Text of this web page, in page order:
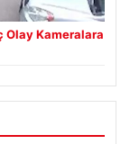
Olay Kameralara